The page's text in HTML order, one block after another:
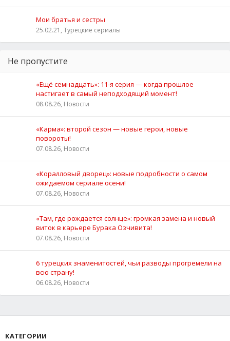
Мои братья и сестры
25.02.21, Турецкие сериалы
Не пропустите
«Ещё семнадцать»: 11‑я серия — когда прошлое
настигает в самый неподходящий момент!
08.08.26, Новости
«Карма»: второй сезон — новые герои, новые
повороты!
07.08.26, Новости
«Коралловый дворец»: новые подробности о самом
ожидаемом сериале осени!
07.08.26, Новости
«Там, где рождается солнце»: громкая замена и новый
виток в карьере Бурака Озчивита!
07.08.26, Новости
6 турецких знаменитостей, чьи разводы прогремели на
всю страну!
06.08.26, Новости
КАТЕГОРИИ